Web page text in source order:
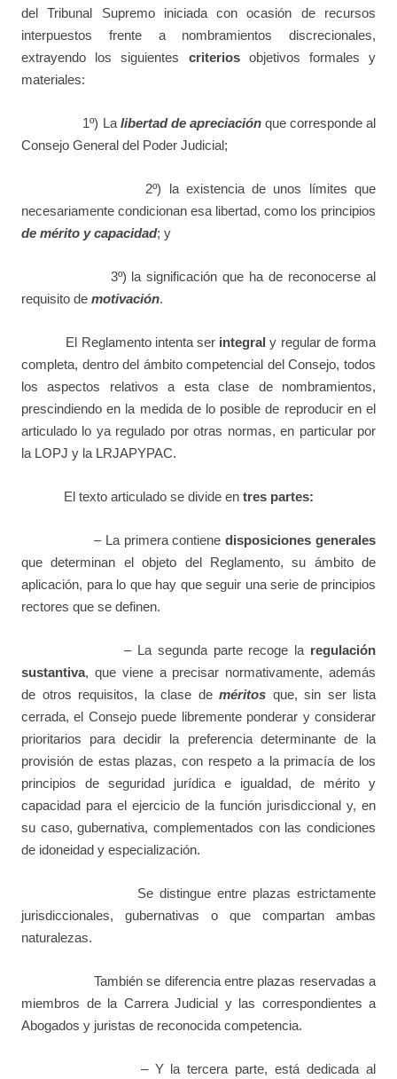
del Tribunal Supremo iniciada con ocasión de recursos
interpuestos frente a nombramientos discrecionales,
extrayendo los siguientes criteriosobjetivos formales y
materiales:
1º) Lalibertad de apreciaciónque corresponde al
Consejo General del Poder Judicial;
2º) la existencia de unos límites que
necesariamente condicionan esa libertad, como los principios
de mérito y capacidad; y
3º) la significación que ha de reconocerse al
requisito de motivación.
El Reglamento intenta ser integral y regular de forma
completa, dentro del ámbito competencial del Consejo, todos
los aspectos relativos a esta clase de nombramientos,
prescindiendo en la medida de lo posible de reproducir en el
articulado lo ya regulado por otras normas, en particular por
la LOPJ y la LRJAPYPAC.
El texto articulado se divide en tres partes:
– La primera contienedisposiciones generales
que determinan el objeto del Reglamento, su ámbito de
aplicación, para lo que hay que seguir una serie de principios
rectores que se definen.
– La segunda parte recoge la regulación
sustantiva, que viene a precisar normativamente, además
de otros requisitos, la clase de méritos que, sin ser lista
cerrada, el Consejo puede libremente ponderar y considerar
prioritarios para decidir la preferencia determinante de la
provisión de estas plazas, con respeto a la primacía de los
principios de seguridad jurídica e igualdad, de mérito y
capacidad para el ejercicio de la función jurisdiccional y, en
su caso, gubernativa, complementados con las condiciones
de idoneidad y especialización.
Se distingue entre plazas estrictamente
jurisdiccionales, gubernativas o que compartan ambas
naturalezas.
También se diferencia entre plazas reservadas a
miembros de la Carrera Judicial y las correspondientes a
Abogados y juristas de reconocida competencia.
– Y la tercera parte, está dedicada al